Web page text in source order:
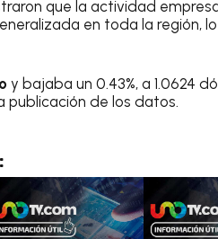
que la actividad
en toda la región,
y bajaba un 0.43%, a 1.0624
publicación de los datos.